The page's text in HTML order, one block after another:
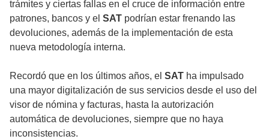
trámites y ciertas fallas en el cruce de información entre
patrones, bancos y el SAT podrían estar frenando las
devoluciones, además de la implementación de esta
nueva metodología interna.
Recordó que en los últimos años, el SAT ha impulsado
una mayor digitalización de sus servicios desde el uso del
visor de nómina y facturas, hasta la autorización
automática de devoluciones, siempre que no haya
inconsistencias.